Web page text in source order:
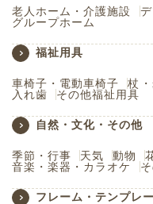
老人ホーム・介護施設
グループホーム
福祉用具
車椅子・電動車椅子 杖
入れ歯
その他福祉用具
自然・文化・その他
季節・行事 天気 動物
音楽・楽器・カラオケ
フレーム・テンプレ